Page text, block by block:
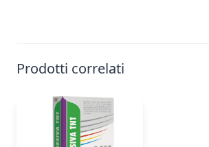
Prodotti correlati